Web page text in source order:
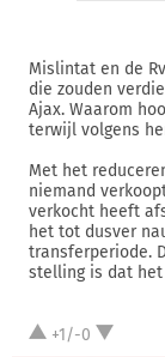
Mislintat en de
die zouden
Ajax. Waarom
terwijl volgens
Met het
niemand
verkocht heeft
het tot dusver
transferperiode.
stelling is dat
+1/-0